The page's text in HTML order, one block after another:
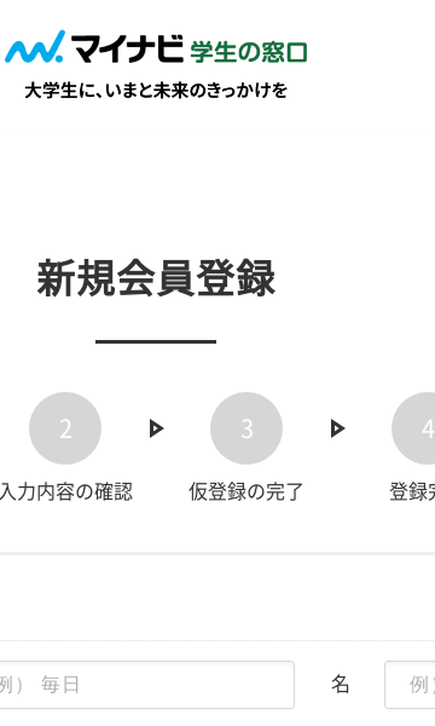
新規会員登録
2
入力内容の確認
3
仮登録の完了
4
登録
名